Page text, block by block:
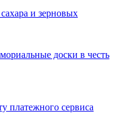
и зерновых
доски в честь
платежного сервиса